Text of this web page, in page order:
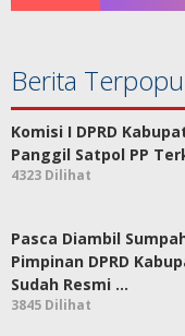
Berita
Komisi I DPRD
Panggil Satpol PP
4323 Dilihat
Pasca Diambil
Pimpinan DPRD
Sudah Resmi …
3845 Dilihat